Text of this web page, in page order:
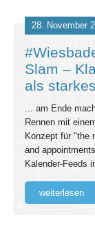
28. November
Slam –
als
... am Ende
Rennen mit
Konzept für "the
and
Kalender-Feeds
weiterlesen